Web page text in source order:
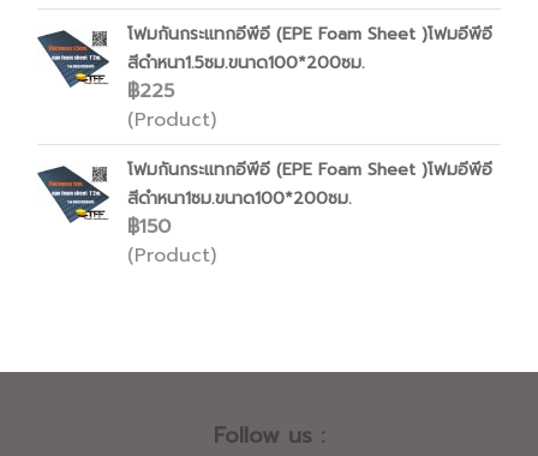
โฟมกันกระแทกอีพีอี (EPE Foam Sheet )โฟมอีพีอี
สีดำหนา1.5ซม.ขนาด100*200ซม.
฿225
(Product)
โฟมกันกระแทกอีพีอี (EPE Foam Sheet )โฟมอีพีอี
สีดำหนา1ซม.ขนาด100*200ซม.
฿150
(Product)
Follow us :